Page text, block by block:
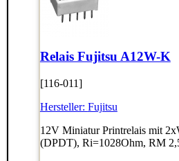
Relais Fujitsu A12W-K
[116-011]
Hersteller: Fujitsu
12V Miniatur Printrelais mit
(DPDT), Ri=1028Ohm, RM